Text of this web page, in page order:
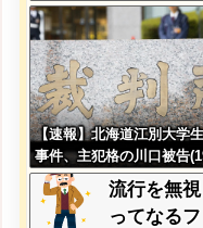
るwww
【速報】北海道江別大学
事件、主犯格の川口被告
無期懲役の判決←これ、
と思う？？？？？？
流行を無
ってなる